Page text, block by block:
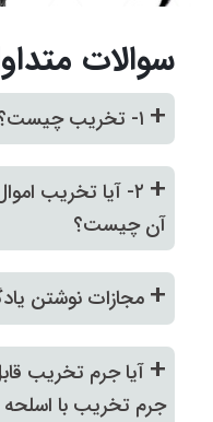
سوالات
+
+ ۲- آیا تخریب
آن چیست؟
+ مجازات نوشتن
+ آیا جرم تخریب
جرم تخریب با اسلحه